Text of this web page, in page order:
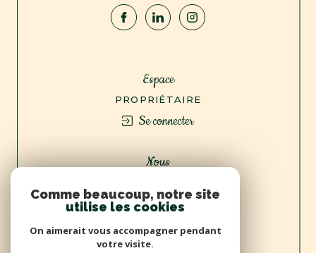
Espace
PROPRIÉTAIRE
Se connecter
Nous
Comme beaucoup, notre site
utilise les cookies
On aimerait vous accompagner pendant
votre visite.